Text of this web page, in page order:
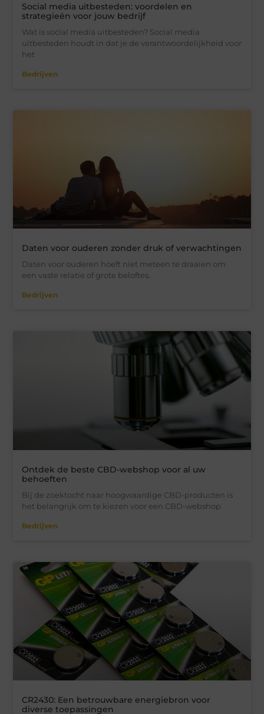
Social media uitbesteden: voordelen en
strategieën voor jouw bedrijf
Wat is social media uitbesteden? Social media
uitbesteden houdt in dat je de verantwoordelijkheid voor
het
Bedrijven
Daten voor ouderen zonder druk of verwachtingen
Daten voor ouderen hoeft niet meteen te draaien om
een vaste relatie of grote beloftes.
Bedrijven
Ontdek de beste CBD-webshop voor al uw
behoeften
Bij de zoektocht naar hoogwaardige CBD-producten is
het belangrijk om te kiezen voor een CBD-webshop
Bedrijven
CR2430: Een betrouwbare energiebron voor
diverse toepassingen